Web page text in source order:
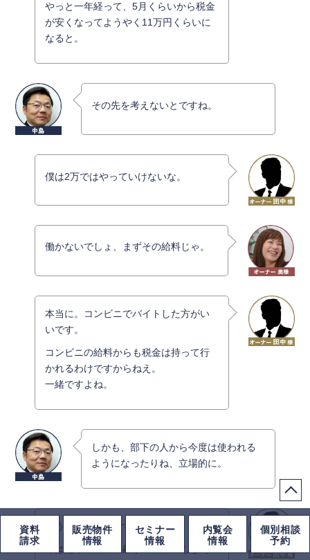
やっと一年経って、5月くらいから税金
が安くなってようやく11万円くらいに
なると。
その先を考えないとですね。
僕は2万ではやっていけないな。
働かないでしょ、まずその給料じゃ。
本当に。コンビニでバイトした方がい
いです。
コンビニの給料からも税金は持って行
かれるわけですからねえ。
一緒ですよね。
しかも、部下の人から今度は使われる
ようになったりね、立場的に。
そう。厳しいんですよ。
今は定年退職の年齢が65歳に延びよう
資料
請求
販売物件
情報
セミナー
情報
内覧会
情報
個別相談
予約